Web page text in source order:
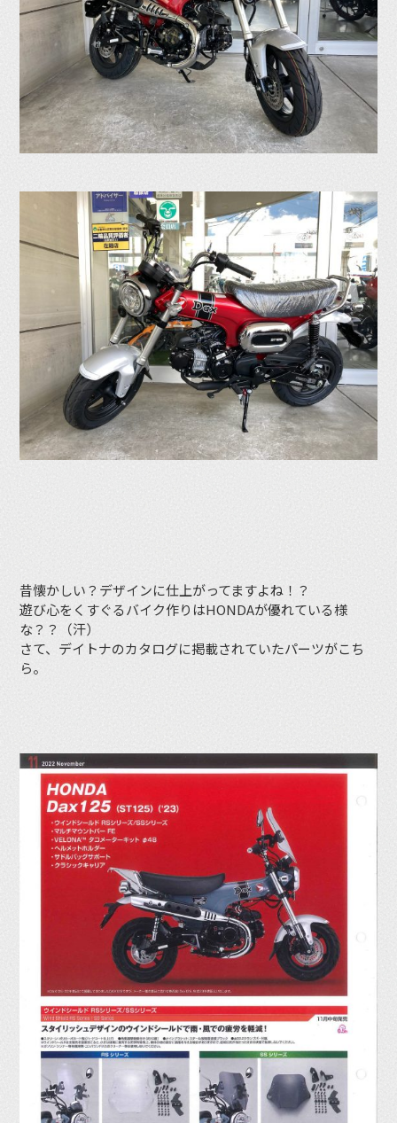
昔懐かしい？デザインに仕上がってますよね！？
遊び心をくすぐるバイク作りはHONDAが優れている様
な？？（汗）
さて、デイトナのカタログに掲載されていたパーツがこち
ら。